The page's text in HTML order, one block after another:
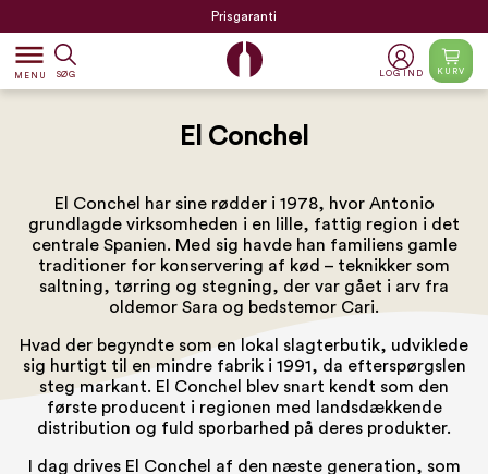
Prisgaranti
dehaze
MENU SØG LOG IND KURV
El Conchel
El Conchel har sine rødder i 1978, hvor Antonio
grundlagde virksomheden i en lille, fattig region i det
centrale Spanien. Med sig havde han familiens gamle
traditioner for konservering af kød – teknikker som
saltning, tørring og stegning, der var gået i arv fra
oldemor Sara og bedstemor Cari.
Hvad der begyndte som en lokal slagterbutik, udviklede
sig hurtigt til en mindre fabrik i 1991, da efterspørgslen
steg markant. El Conchel blev snart kendt som den
første producent i regionen med landsdækkende
distribution og fuld sporbarhed på deres produkter.
I dag drives El Conchel af den næste generation, som